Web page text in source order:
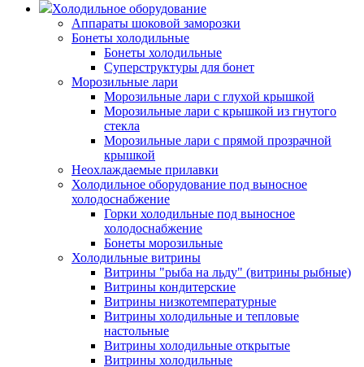
Холодильное оборудование
Аппараты шоковой заморозки
Бонеты холодильные
Бонеты холодильные
Суперструктуры для бонет
Морозильные лари
Морозильные лари с глухой крышкой
Морозильные лари с крышкой из гнутого
стекла
Морозильные лари с прямой прозрачной
крышкой
Неохлаждаемые прилавки
Холодильное оборудование под выносное
холодоснабжение
Горки холодильные под выносное
холодоснабжение
Бонеты морозильные
Холодильные витрины
Витрины "рыба на льду" (витрины рыбные)
Витрины кондитерские
Витрины низкотемпературные
Витрины холодильные и тепловые
настольные
Витрины холодильные открытые
Витрины холодильные